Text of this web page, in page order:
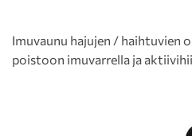
Imuvaunu hajujen / haihtuvien
poistoon imuvarrella ja